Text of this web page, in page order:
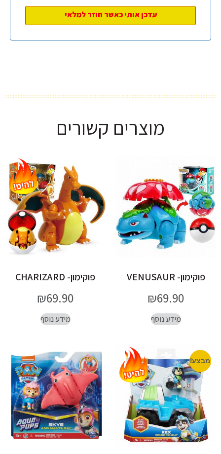
מוצרים קשורים
פוקימון- VENUSAUR
₪69.90
מידע נוסף
פוקימון- CHARIZARD
₪69.90
מידע נוסף
מבצע!